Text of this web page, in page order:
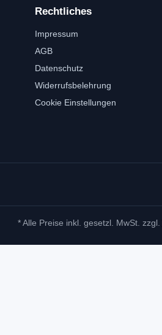
Rechtliches
Impressum
AGB
Datenschutz
Widerrufsbelehrung
Cookie Einstellungen
* Alle Preise inkl. gesetzl. MwSt. zzgl.